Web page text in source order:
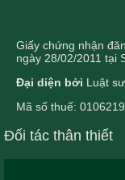
Giấy chứng nhận
ngày 28/02/2011 tại
Đại diện bởi Luật
Mã số thuế:
Đối tác thân thiết